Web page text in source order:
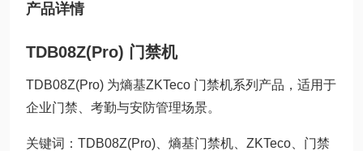
产品详情
TDB08Z(Pro) 门禁机
TDB08Z(Pro) 为熵基ZKTeco 门禁机系列产品，适用于
企业门禁、考勤与安防管理场景。
关键词：TDB08Z(Pro)、熵基门禁机、ZKTeco、门禁